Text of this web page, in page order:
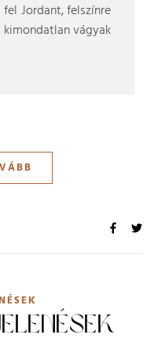
Jordant, felszínre
vágyak